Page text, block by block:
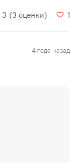
3 (3 оценки) 1
4 года назад